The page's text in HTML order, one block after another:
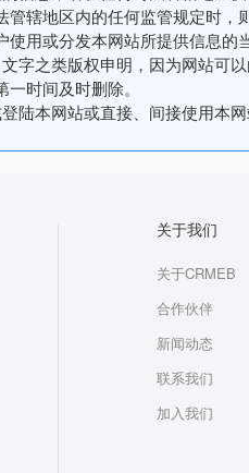
管辖地区内的任何监管规定时
使用或分发本网站所提供信息的
字之类版权申明，因为网站可
时间及时删除。
陆本网站或直接、间接使用本
关于我们
关于CRMEB
合作伙伴
新闻动态
联系我们
加入我们